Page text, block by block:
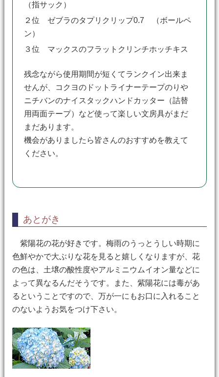
（指サック）
２位 ゼブラのタプリクリップ0.7 （ボールペ
ン）
３位 マックスのフラットクリンチホッチキス
残念ながら使用期間が短くてランクイン出来ま
せんが、コクヨのドットライナーテープのりや
ニチバンのナイスタックハンドカッター（詰替
用両面テープ）など使って楽しい文房具がまだ
まだあります。
機会がありましたら皆さんのおすすめを教えて
ください。
あとがき
紫陽花の花が好きです。梅雨のうっとうしい時期に
色鮮やかで大ぶりな花を見ると嬉しくなりますが、花
の色は、土壌の酸性度やアルミニウムイオン量などに
よって異なるんだそうです。また、紫陽花には毒があ
るということですので、万が一にもお口に入れること
のないようお気をつけ下さい。